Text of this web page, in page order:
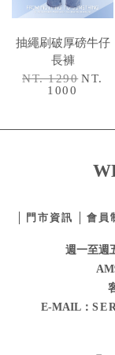
抽繩刷破厚磅牛仔
長褲
NT. 1290 NT.
1000
門市資訊 會員
週一至週
E-MAIL：